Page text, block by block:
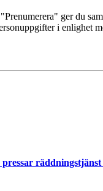
ger du
i enlighet
räddningstjänst